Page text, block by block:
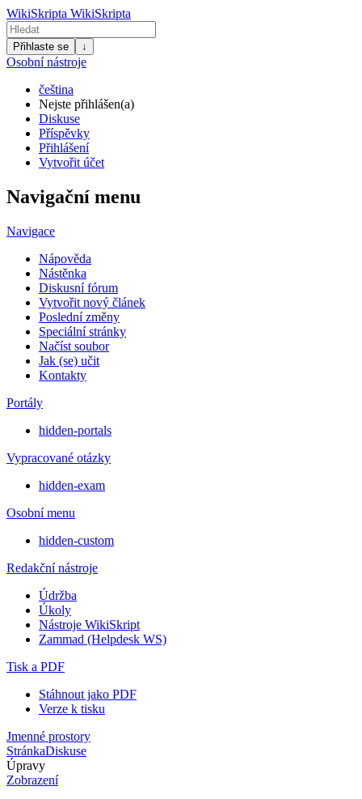
WikiSkripta WikiSkripta
Přihlaste se ↓
Osobní nástroje
čeština
Nejste přihlášen(a)
Diskuse
Příspěvky
Přihlášení
Vytvořit účet
Navigační menu
Navigace
Nápověda
Nástěnka
Diskusní fórum
Vytvořit nový článek
Poslední změny
Speciální stránky
Načíst soubor
Jak (se) učit
Kontakty
Portály
hidden-portals
Vypracované otázky
hidden-exam
Osobní menu
hidden-custom
Redakční nástroje
Údržba
Úkoly
Nástroje WikiSkript
Zammad (Helpdesk WS)
Tisk a PDF
Stáhnout jako PDF
Verze k tisku
Jmenné prostory
StránkaDiskuse
Úpravy
Zobrazení